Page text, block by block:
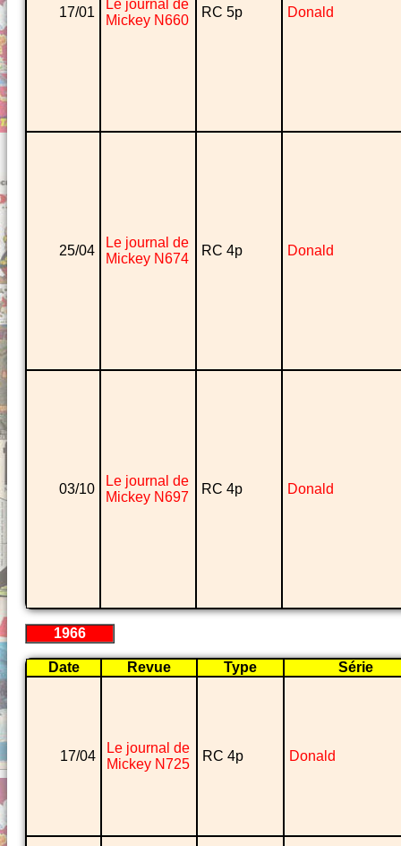
17/01
Le journal de
Mickey N660
RC 5p Donald
25/04
Le journal de
Mickey N674
RC 4p Donald
03/10
Le journal de
Mickey N697
RC 4p Donald
1966
Date Revue Type Série
17/04
Le journal de
Mickey N725
RC 4p Donald